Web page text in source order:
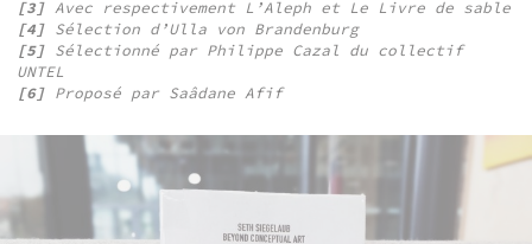
[3] Avec respectivement L’Aleph et Le Livre de sable
[4] Sélection d’Ulla von Brandenburg
[5] Sélectionné par Philippe Cazal du collectif
UNTEL
[6] Proposé par Saâdane Afif